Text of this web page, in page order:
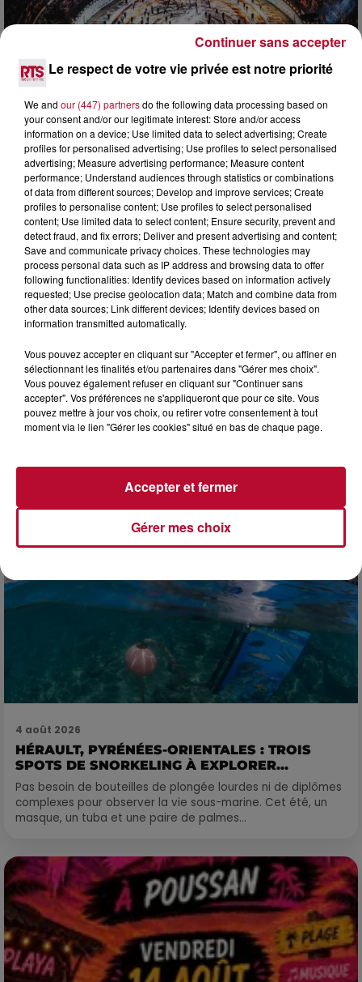
6 août 2026
NÎMES : « LE RÊVE DU GLADIATEUR » INVESTIT
LES ARÈNES CES 3...
Après un franc succès l'été dernier, le spectacle « Le Rêve
du gladiateur » revient illuminer l'amphithéâtre romain les 6,
7 et 8 août. Une fresque nocturne...
4 août 2026
HÉRAULT, PYRÉNÉES-ORIENTALES : TROIS
SPOTS DE SNORKELING À EXPLORER...
Pas besoin de bouteilles de plongée lourdes ni de diplômes
complexes pour observer la vie sous-marine. Cet été, un
masque, un tuba et une paire de palmes...
Le respect de votre vie privée est notre priorité
We and our (447) partnersdo the following data processing based on
your consent and/or our legitimate interest: Store and/or access
information on a device; Use limited data to select advertising; Create
profiles for personalised advertising; Use profiles to select personalised
advertising; Measure advertising performance; Measure content
performance; Understand audiences through statistics or combinations
of data from different sources; Develop and improve services; Create
profiles to personalise content; Use profiles to select personalised
content; Use limited data to select content; Ensure security, prevent and
detect fraud, and fix errors; Deliver and present advertising and content;
Save and communicate privacy choices. These technologies may
process personal data such as IP address and browsing data to offer
following functionalities: Identify devices based on information actively
requested; Use precise geolocation data; Match and combine data from
other data sources; Link different devices; Identify devices based on
information transmitted automatically.
Vous pouvez accepter en cliquant sur "Accepter et fermer", ou affiner en
sélectionnant les finalités et/ou partenaires dans "Gérer mes choix".
Vous pouvez également refuser en cliquant sur "Continuer sans
accepter". Vos préférences ne s'appliqueront que pour ce site. Vous
pouvez mettre à jour vos choix, ou retirer votre consentement à tout
moment via le lien "Gérer les cookies" situé en bas de chaque page.
Gérer mes choix
Accepter et fermer
Continuer sans accepter